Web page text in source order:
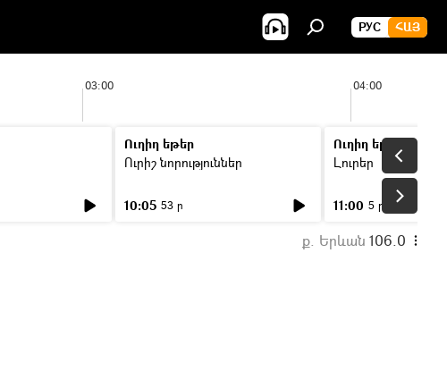
РУС ՀԱՅ
03:00 04:00
Ուղիղ եթեր
Ուրիշ նորություններ
10:05 53 ր
Ուղիղ եթեր
Լուրեր
11:00 5 ր
ք. Երևան 106.0